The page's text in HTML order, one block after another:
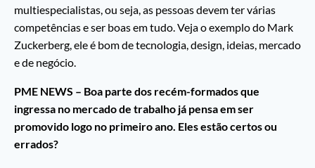
multiespecialistas, ou seja, as pessoas devem ter várias
competências e ser boas em tudo. Veja o exemplo do Mark
Zuckerberg, ele é bom de tecnologia, design, ideias, mercado
e de negócio.
PME NEWS – Boa parte dos recém-formados que
ingressa no mercado de trabalho já pensa em ser
promovido logo no primeiro ano. Eles estão certos ou
errados?